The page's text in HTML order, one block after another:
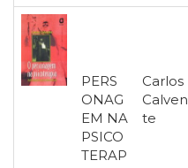
PERS
ONAG
EM NA
PSICO
TERAP
Carlos
Calven
te